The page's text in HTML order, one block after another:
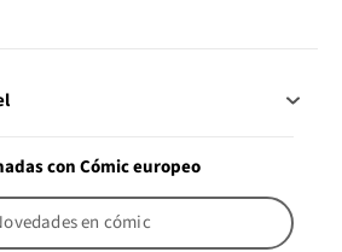
con Cómic europeo
en cómic